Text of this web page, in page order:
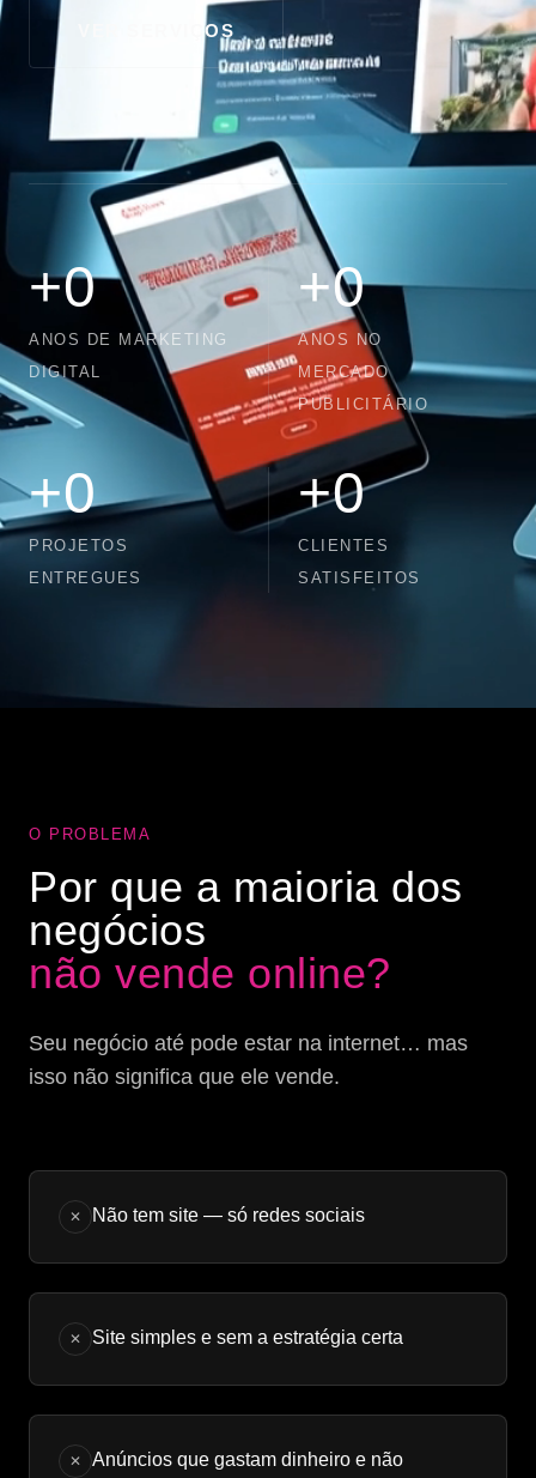
VER SERVIÇOS
+0
ANOS DE MARKETING
DIGITAL
+0
ANOS NO
MERCADO
PUBLICITÁRIO
+0
PROJETOS
ENTREGUES
+0
CLIENTES
SATISFEITOS
O PROBLEMA
Por que a maioria dos
negócios
não vende online?
Seu negócio até pode estar na internet… mas
isso não significa que ele vende.
✕ Não tem site — só redes sociais
✕ Site simples e sem a estratégia certa
✕
Anúncios que gastam dinheiro e não